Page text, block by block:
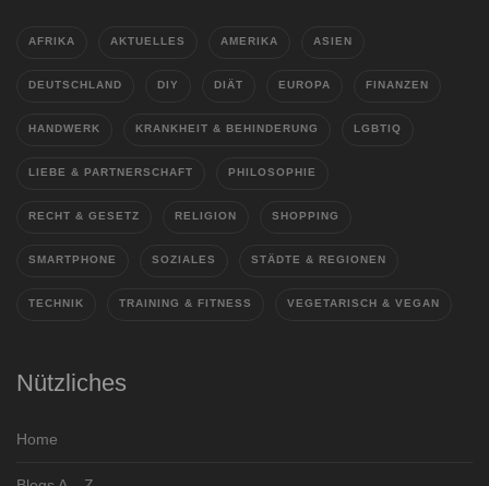
AFRIKA AKTUELLES AMERIKA ASIEN
DEUTSCHLAND DIY DIÄT EUROPA FINANZEN
HANDWERK KRANKHEIT & BEHINDERUNG LGBTIQ
LIEBE & PARTNERSCHAFT PHILOSOPHIE
RECHT & GESETZ RELIGION SHOPPING
SMARTPHONE SOZIALES STÄDTE & REGIONEN
TECHNIK TRAINING & FITNESS VEGETARISCH & VEGAN
Nützliches
Home